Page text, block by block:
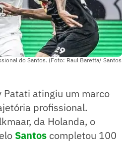
do Santos. (Foto: Raul Baretta/ Santos
Patati atingiu um marco
profissional.
da Holanda, o
Santos completou 100